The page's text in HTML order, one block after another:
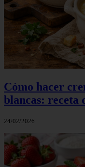
Cómo hacer
blancas: receta
24/02/2026